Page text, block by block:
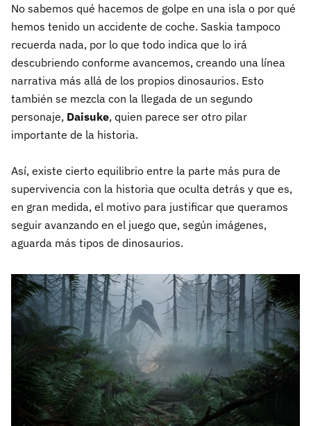
No sabemos qué hacemos de golpe en una isla o por qué
hemos tenido un accidente de coche. Saskia tampoco
recuerda nada, por lo que todo indica que lo irá
descubriendo conforme avancemos, creando una línea
narrativa más allá de los propios dinosaurios. Esto
también se mezcla con la llegada de un segundo
personaje, Daisuke, quien parece ser otro pilar
importante de la historia.
Así, existe cierto equilibrio entre la parte más pura de
supervivencia con la historia que oculta detrás y que es,
en gran medida, el motivo para justificar que queramos
seguir avanzando en el juego que, según imágenes,
aguarda más tipos de dinosaurios.